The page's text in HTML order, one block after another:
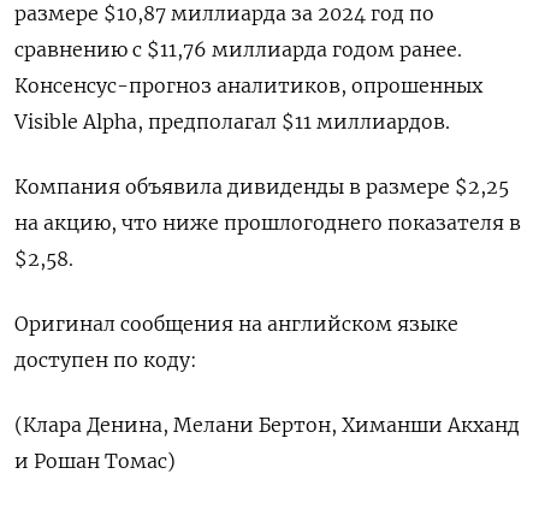
размере $10,87 миллиарда за 2024 год по
сравнению с $11,76 миллиарда годом ранее.
Консенсус-прогноз аналитиков, опрошенных
Visible Alpha, предполагал $11 миллиардов.
Компания объявила дивиденды в размере $2,25
на акцию, что ниже прошлогоднего показателя в
$2,58.
Оригинал сообщения на английском языке
доступен по коду:
(Клара Денина, Мелани Бертон, Химанши Акханд
и Рошан Томас)